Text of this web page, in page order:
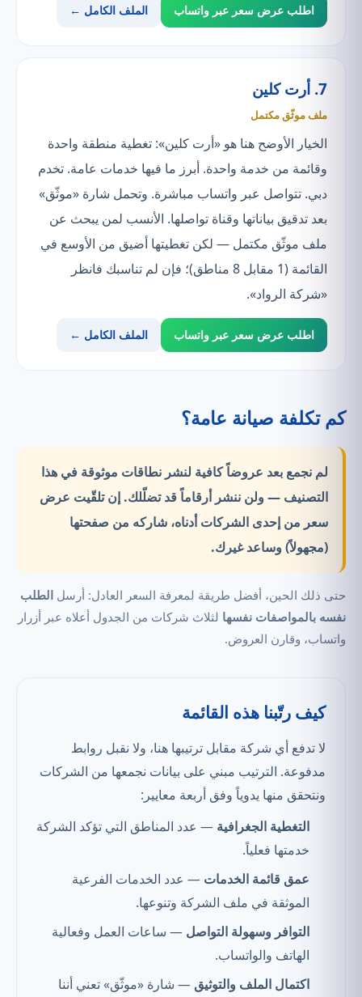
اطلب عرض سعر عبر واتساب الملف الكامل ←
7. أرت كلين
ملف موثّق مكتمل
الخيار الأوضح هنا هو «أرت كلين»: تغطية منطقة واحدة
وقائمة من خدمة واحدة. أبرز ما فيها خدمات عامة. تخدم
دبي. تتواصل عبر واتساب مباشرة. وتحمل شارة «موثّق»
بعد تدقيق بياناتها وقناة تواصلها. الأنسب لمن يبحث عن
ملف موثّق مكتمل — لكن تغطيتها أضيق من الأوسع في
القائمة (1 مقابل 8 مناطق)؛ فإن لم تناسبك فانظر
«شركة الرواد».
اطلب عرض سعر عبر واتساب الملف الكامل ←
كم تكلفة صيانة عامة؟
لم نجمع بعد عروضاً كافية لنشر نطاقات موثوقة في هذا
التصنيف —ولن ننشر أرقاماً قد تضلّلك. إن تلقّيت عرض
سعر من إحدى الشركات أدناه، شاركه من صفحتها
(مجهولاً) وساعد غيرك.
حتى ذلك الحين، أفضل طريقة لمعرفة السعر العادل: أرسل الطلب
نفسه بالمواصفات نفسها لثلاث شركات من الجدول أعلاه عبر أزرار
واتساب، وقارن العروض.
كيف رتّبنا هذه القائمة
لا تدفع أي شركة مقابل ترتيبها هنا، ولا نقبل روابط
مدفوعة. الترتيب مبني على بيانات نجمعها من الشركات
ونتحقق منها يدوياً وفق أربعة معايير:
التغطية الجغرافية — عدد المناطق التي تؤكد الشركة
خدمتها فعلياً.
عمق قائمة الخدمات — عدد الخدمات الفرعية
الموثقة في ملف الشركة وتنوعها.
التوافر وسهولة التواصل — ساعات العمل وفعالية
الهاتف والواتساب.
اكتمال الملف والتوثيق — شارة «موثّق» تعني أننا